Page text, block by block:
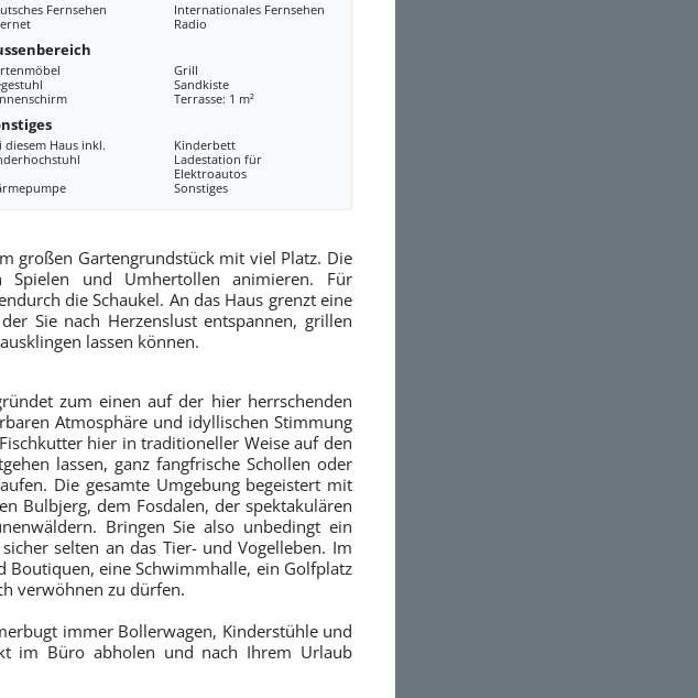
Fernsehen
Internationales Fernsehen
Radio
Grill
Sandkiste
Terrasse: 1 m²
diesem Haus inkl.
Kinderbett
Ladestation für
Elektroautos
Sonstiges
großen Gartengrundstück mit viel Platz. Die
Spielen und Umhertollen animieren. Für
die Schaukel. An das Haus grenzt eine
Sie nach Herzenslust entspannen, grillen
lassen können.
zum einen auf der hier herrschenden
Atmosphäre und idyllischen Stimmung
hier in traditioneller Weise auf den
lassen, ganz fangfrische Schollen oder
Die gesamte Umgebung begeistert mit
Bulbjerg, dem Fosdalen, der spektakulären
Bringen Sie also unbedingt ein
selten an das Tier- und Vogelleben. Im
Boutiquen, eine Schwimmhalle, ein Golfplatz
verwöhnen zu dürfen.
immer Bollerwagen, Kinderstühle und
im Büro abholen und nach Ihrem Urlaub